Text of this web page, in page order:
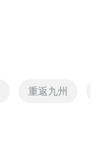
重返九州